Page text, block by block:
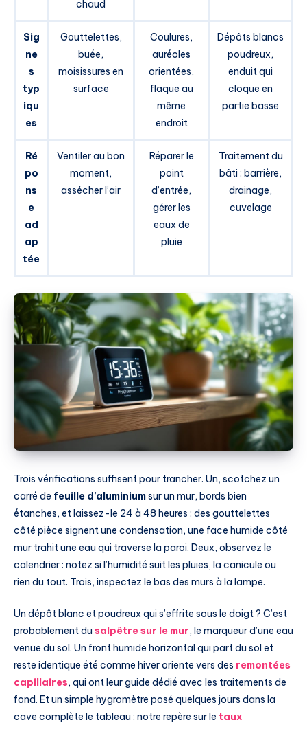
chaud
Sig
ne
s
typ
iqu
es
Gouttelettes,
buée,
moisissures en
surface
Coulures,
auréoles
orientées,
flaque au
même
endroit
Dépôts blancs
poudreux,
enduit qui
cloque en
partie basse
Ré
po
ns
e
ad
ap
tée
Ventiler au bon
moment,
assécher l’air
Réparer le
point
d’entrée,
gérer les
eaux de
pluie
Traitement du
bâti : barrière,
drainage,
cuvelage
Trois vérifications suffisent pour trancher. Un, scotchez un
carré de feuille d’aluminiumsur un mur, bords bien
étanches, et laissez-le 24 à 48 heures : des gouttelettes
côté pièce signent une condensation, une face humide côté
mur trahit une eau qui traverse la paroi. Deux, observez le
calendrier : notez si l’humidité suit les pluies, la canicule ou
rien du tout. Trois, inspectez le bas des murs à la lampe.
Un dépôt blanc et poudreux qui s’effrite sous le doigt ? C’est
probablement du salpêtre sur le mur, le marqueur d’une eau
venue du sol. Un front humide horizontal qui part du sol et
reste identique été comme hiver oriente vers des remontées
capillaires, qui ont leur guide dédié avec les traitements de
fond. Et un simple hygromètre posé quelques jours dans la
cave complète le tableau : notre repère sur le taux